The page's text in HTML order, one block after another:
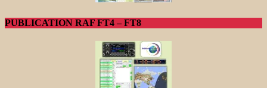
PUBLICATION RAF FT4 – FT8